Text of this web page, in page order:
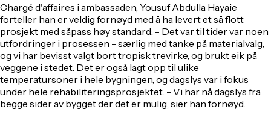
Chargé d'affaires i ambassaden, Yousuf Abdulla Hayaie
forteller han er veldig fornøyd med å ha levert et så flott
prosjekt med såpass høy standard: - Det var til tider var noen
utfordringer i prosessen - særlig med tanke på materialvalg,
og vi har bevisst valgt bort tropisk trevirke, og brukt eik på
veggene i stedet. Det er også lagt opp til ulike
temperatursoner i hele bygningen, og dagslys var i fokus
under hele rehabiliteringsprosjektet. - Vi har nå dagslys fra
begge sider av bygget der det er mulig, sier han fornøyd.